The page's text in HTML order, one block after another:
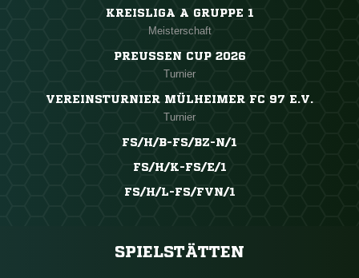
KREISLIGA A GRUPPE 1
Meisterschaft
PREUSSEN CUP 2026
Turnier
VEREINSTURNIER MÜLHEIMER FC 97 E.V.
Turnier
FS/H/B-FS/BZ-N/1
FS/H/K-FS/E/1
FS/H/L-FS/FVN/1
SPIELSTÄTTEN